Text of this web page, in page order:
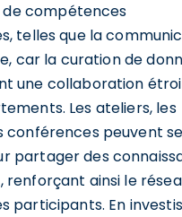
compétences
telles que la
car la curation de
une collaboration
Les ateliers, les
conférences peuvent
partager des
renforçant ainsi le
participants. En